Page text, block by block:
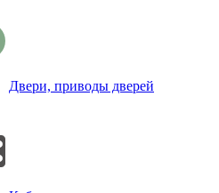
Двери, приводы дверей